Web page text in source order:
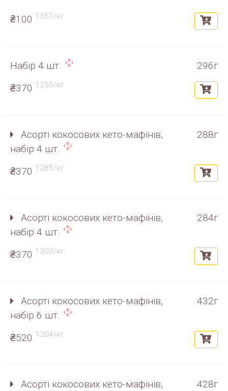
₴100 1351/кг
Набір 4 шт.
296г
₴370 1250/кг
Асорті кокосових кето-мафінів,
набір 4 шт.
288г
₴370 1285/кг
Асорті кокосових кето-мафінів,
набір 4 шт.
284г
₴370 1303/кг
Асорті кокосових кето-мафінів,
набір 6 шт.
432г
₴520 1204/кг
Асорті кокосових кето-мафінів,
428г